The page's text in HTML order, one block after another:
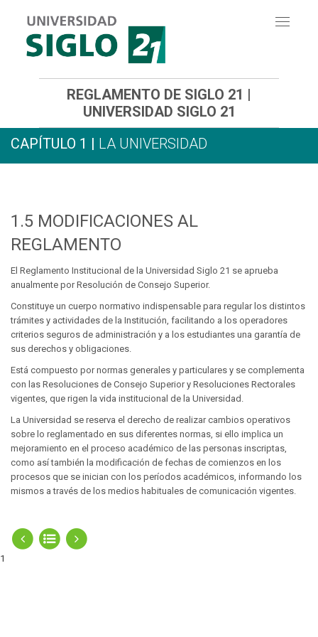
Toggle
REGLAMENTO DE SIGLO 21 |
UNIVERSIDAD SIGLO 21
CAPÍTULO 1 | LA UNIVERSIDAD
1.5 MODIFICACIONES AL
REGLAMENTO
El Reglamento Institucional de la Universidad Siglo 21 se aprueba
anualmente por Resolución de Consejo Superior.
Constituye un cuerpo normativo indispensable para regular los distintos
trámites y actividades de la Institución, facilitando a los operadores
criterios seguros de administración y a los estudiantes una garantía de
sus derechos y obligaciones.
Está compuesto por normas generales y particulares y se complementa
con las Resoluciones de Consejo Superior y Resoluciones Rectorales
vigentes, que rigen la vida institucional de la Universidad.
La Universidad se reserva el derecho de realizar cambios operativos
sobre lo reglamentado en sus diferentes normas, si ello implica un
mejoramiento en el proceso académico de las personas inscriptas,
como así también la modificación de fechas de comienzos en los
procesos que se inician con los períodos académicos, informando los
mismos a través de los medios habituales de comunicación vigentes.
1